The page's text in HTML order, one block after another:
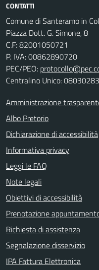
CONTATTI
Comune di Santeramo in
Piazza Dott. G. Simone, 8
C.F:82001050721
P. IVA:00862890720
PEC/PEO:
Centralino Unico:
Amministrazione
Albo Pretorio
Dichiarazione di accessibilità
Informativa privacy
Leggi le FAQ
Note legali
Obiettivi di accessibilità
Prenotazione
Richiesta di assistenza
Segnalazione disservizio
IPA Fattura Elettronica